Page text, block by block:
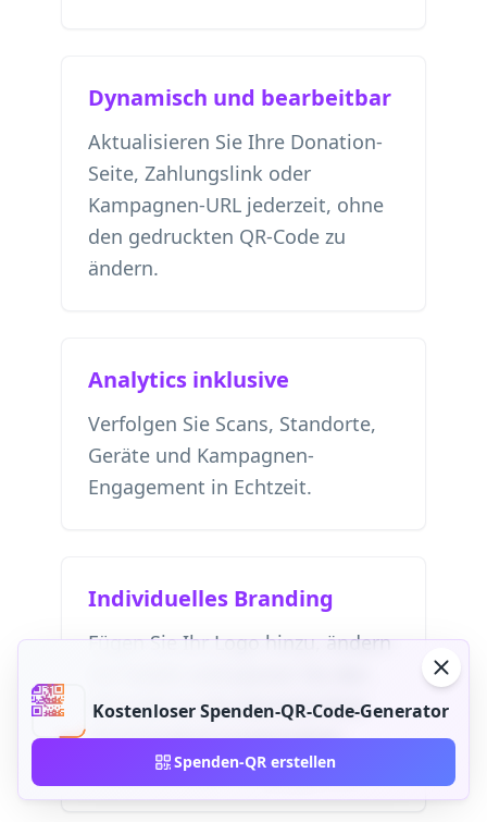
Dynamisch und bearbeitbar
Aktualisieren Sie Ihre Donation-
Seite, Zahlungslink oder
Kampagnen-URL jederzeit, ohne
den gedruckten QR-Code zu
ändern.
Analytics inklusive
Verfolgen Sie Scans, Standorte,
Geräte und Kampagnen-
Engagement in Echtzeit.
Individuelles Branding
Fügen Sie Ihr Logo hinzu, ändern
QR-Code an die Identität Ihrer
Wohltätigkeitsorganisation,
Nonprofit oder Kampagne an.
Kostenloser Spenden-QR-Code-Generator
Spenden-QR erstellen